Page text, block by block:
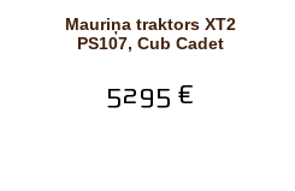
Mauriņa traktors XT2
PS107, Cub Cadet
5295 €